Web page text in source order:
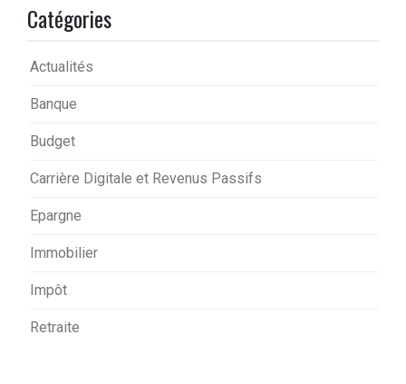
Catégories
Actualités
Banque
Budget
Carrière Digitale et Revenus Passifs
Epargne
Immobilier
Impôt
Retraite